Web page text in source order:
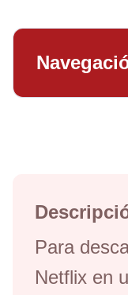
Para
Netflix en